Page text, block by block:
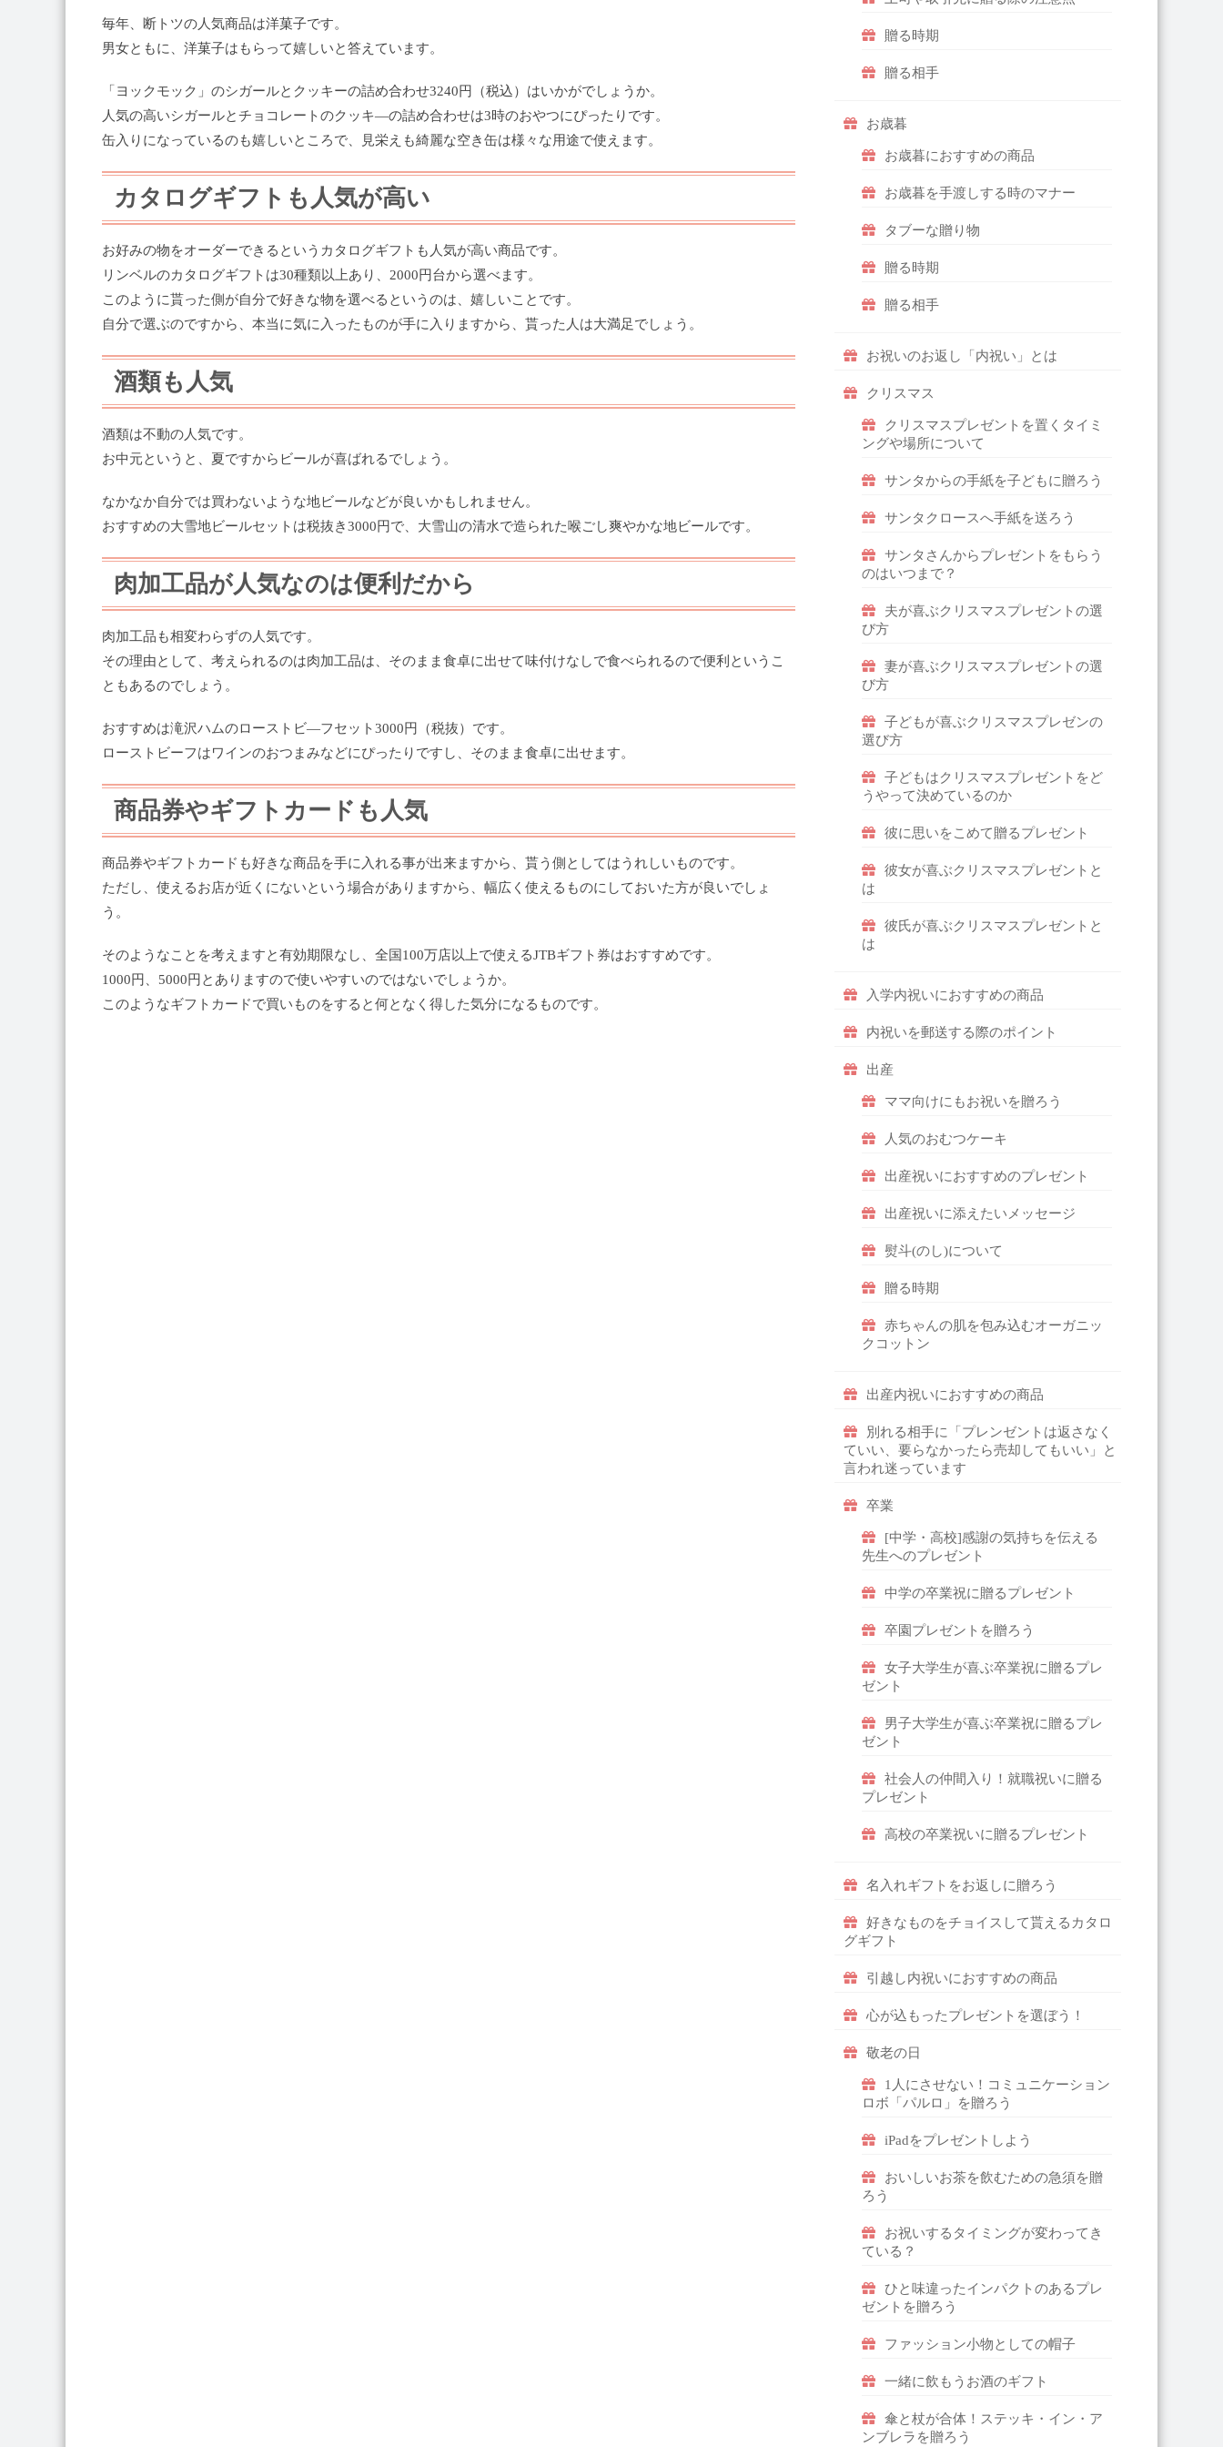
毎年、断トツの人気商品は洋菓子です。
男女ともに、洋菓子はもらって嬉しいと答えています。
「ヨックモック」のシガールとクッキーの詰め合わせ3240円（税込）はいかがでしょうか。
人気の高いシガールとチョコレートのクッキ―の詰め合わせは3時のおやつにぴったりです。
缶入りになっているのも嬉しいところで、見栄えも綺麗な空き缶は様々な用途で使えます。
カタログギフトも人気が高い
お好みの物をオーダーできるというカタログギフトも人気が高い商品です。
リンベルのカタログギフトは30種類以上あり、2000円台から選べます。
このように貰った側が自分で好きな物を選べるというのは、嬉しいことです。
自分で選ぶのですから、本当に気に入ったものが手に入りますから、貰った人は大満足でしょう。
酒類も人気
酒類は不動の人気です。
お中元というと、夏ですからビールが喜ばれるでしょう。
なかなか自分では買わないような地ビールなどが良いかもしれません。
おすすめの大雪地ビールセットは税抜き3000円で、大雪山の清水で造られた喉ごし爽やかな地ビールです。
肉加工品が人気なのは便利だから
肉加工品も相変わらずの人気です。
その理由として、考えられるのは肉加工品は、そのまま食卓に出せて味付けなしで食べられるので便利というこ
ともあるのでしょう。
おすすめは滝沢ハムのローストビ―フセット3000円（税抜）です。
ローストビーフはワインのおつまみなどにぴったりですし、そのまま食卓に出せます。
商品券やギフトカードも人気
商品券やギフトカードも好きな商品を手に入れる事が出来ますから、貰う側としてはうれしいものです。
ただし、使えるお店が近くにないという場合がありますから、幅広く使えるものにしておいた方が良いでしょ
う。
そのようなことを考えますと有効期限なし、全国100万店以上で使えるJTBギフト券はおすすめです。
1000円、5000円とありますので使いやすいのではないでしょうか。
このようなギフトカードで買いものをすると何となく得した気分になるものです。
贈る時期
贈る相手
お歳暮
お歳暮におすすめの商品
お歳暮を手渡しする時のマナー
タブーな贈り物
贈る時期
贈る相手
お祝いのお返し「内祝い」とは
クリスマス
クリスマスプレゼントを置くタイミ
ングや場所について
サンタからの手紙を子どもに贈ろう
サンタクロースへ手紙を送ろう
サンタさんからプレゼントをもらう
のはいつまで？
夫が喜ぶクリスマスプレゼントの選
び方
妻が喜ぶクリスマスプレゼントの選
び方
子どもが喜ぶクリスマスプレゼンの
選び方
子どもはクリスマスプレゼントをど
うやって決めているのか
彼に思いをこめて贈るプレゼント
彼女が喜ぶクリスマスプレゼントと
は
彼氏が喜ぶクリスマスプレゼントと
は
入学内祝いにおすすめの商品
内祝いを郵送する際のポイント
出産
ママ向けにもお祝いを贈ろう
人気のおむつケーキ
出産祝いにおすすめのプレゼント
出産祝いに添えたいメッセージ
熨斗(のし)について
贈る時期
赤ちゃんの肌を包み込むオーガニッ
クコットン
出産内祝いにおすすめの商品
別れる相手に「プレンゼントは返さなく
ていい、要らなかったら売却してもいい」と
言われ迷っています
卒業
[中学・高校]感謝の気持ちを伝える
先生へのプレゼント
中学の卒業祝に贈るプレゼント
卒園プレゼントを贈ろう
女子大学生が喜ぶ卒業祝に贈るプレ
ゼント
男子大学生が喜ぶ卒業祝に贈るプレ
ゼント
社会人の仲間入り！就職祝いに贈る
プレゼント
高校の卒業祝いに贈るプレゼント
名入れギフトをお返しに贈ろう
好きなものをチョイスして貰えるカタロ
グギフト
引越し内祝いにおすすめの商品
心が込もったプレゼントを選ぼう！
敬老の日
1人にさせない！コミュニケーション
ロボ「パルロ」を贈ろう
iPadをプレゼントしよう
おいしいお茶を飲むための急須を贈
ろう
お祝いするタイミングが変わってき
ている？
ひと味違ったインパクトのあるプレ
ゼントを贈ろう
ファッション小物としての帽子
一緒に飲もうお酒のギフト
傘と杖が合体！ステッキ・イン・ア
ンブレラを贈ろう